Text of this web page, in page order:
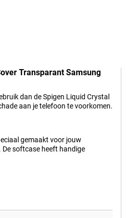
Transparant Samsung
dan de Spigen Liquid Crystal
aan je telefoon te voorkomen.
gemaakt voor jouw
De softcase heeft handige